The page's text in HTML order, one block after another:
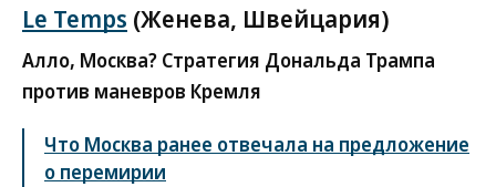
Le Temps (Женева, Швейцария)
Алло, Москва? Стратегия Дональда Трампа
против маневров Кремля
Что Москва ранее отвечала на предложение
о перемирии